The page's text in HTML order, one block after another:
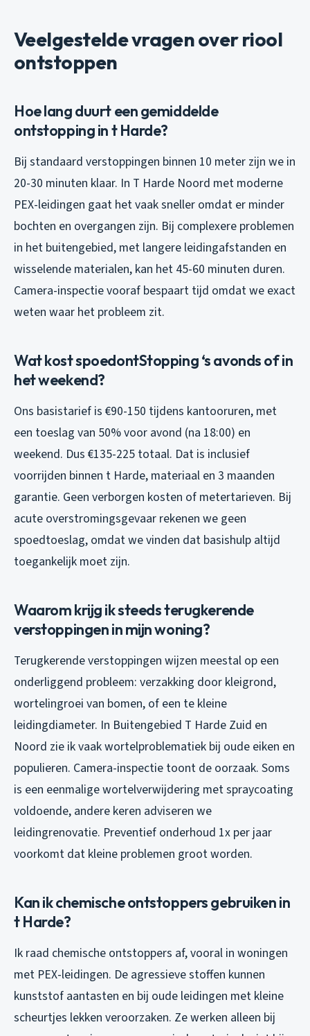
Veelgestelde vragen over riool
ontstoppen
Hoe lang duurt een gemiddelde
ontstopping in t Harde?
Bij standaard verstoppingen binnen 10 meter zijn we in
20-30 minuten klaar. In T Harde Noord met moderne
PEX-leidingen gaat het vaak sneller omdat er minder
bochten en overgangen zijn. Bij complexere problemen
in het buitengebied, met langere leidingafstanden en
wisselende materialen, kan het 45-60 minuten duren.
Camera-inspectie vooraf bespaart tijd omdat we exact
weten waar het probleem zit.
Wat kost spoedontStopping ‘s avonds of in
het weekend?
Ons basistarief is €90-150 tijdens kantooruren, met
een toeslag van 50% voor avond (na 18:00) en
weekend. Dus €135-225 totaal. Dat is inclusief
voorrijden binnen t Harde, materiaal en 3 maanden
garantie. Geen verborgen kosten of metertarieven. Bij
acute overstromingsgevaar rekenen we geen
spoedtoeslag, omdat we vinden dat basishulp altijd
toegankelijk moet zijn.
Waarom krijg ik steeds terugkerende
verstoppingen in mijn woning?
Terugkerende verstoppingen wijzen meestal op een
onderliggend probleem: verzakking door kleigrond,
wortelingroei van bomen, of een te kleine
leidingdiameter. In Buitengebied T Harde Zuid en
Noord zie ik vaak wortelproblematiek bij oude eiken en
populieren. Camera-inspectie toont de oorzaak. Soms
is een eenmalige wortelverwijdering met spraycoating
voldoende, andere keren adviseren we
leidingrenovatie. Preventief onderhoud 1x per jaar
voorkomt dat kleine problemen groot worden.
Kan ik chemische ontstoppers gebruiken in
t Harde?
Ik raad chemische ontstoppers af, vooral in woningen
met PEX-leidingen. De agressieve stoffen kunnen
kunststof aantasten en bij oude leidingen met kleine
scheurtjes lekken veroorzaken. Ze werken alleen bij